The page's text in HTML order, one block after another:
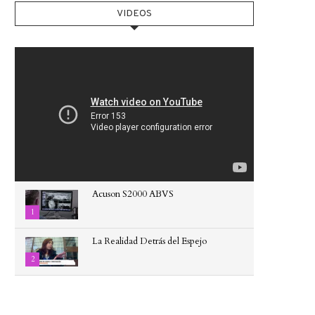
4
...
4
6 5
VIDEOS
1
Acuson S2000 ABVS
2
La Realidad Detrás del Espejo